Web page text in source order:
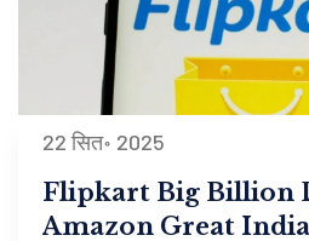
22 सित॰ 2025
Flipkart Big Billion
Amazon Great